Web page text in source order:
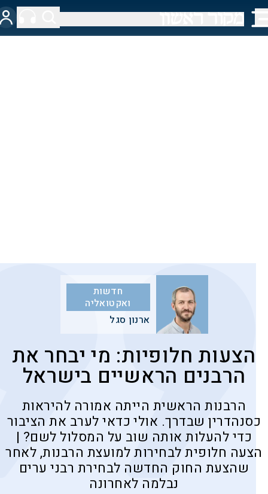
חדשות
ואקטואליה
ארנון סגל
הצעות חלופיות: מי יבחר את
הרבנים הראשיים בישראל
הרבנות הראשית הייתה אמורה להיראות
כסנהדרין שבדרך. אולי כדאי לערב את הציבור
כדי להעלות אותה שוב על המסלול לשם? |
הצעה חלופית לבחירות למועצת הרבנות, לאחר
שהצעת החוק החדשה לבחירת רבני ערים
נבלמה לאחרונה